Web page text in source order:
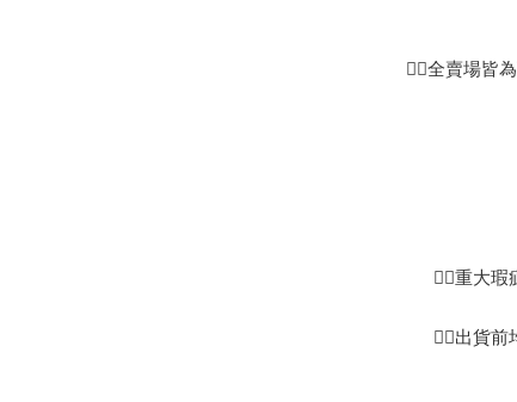
👉🏻全賣場皆
👉🏻重大
👉🏻出貨